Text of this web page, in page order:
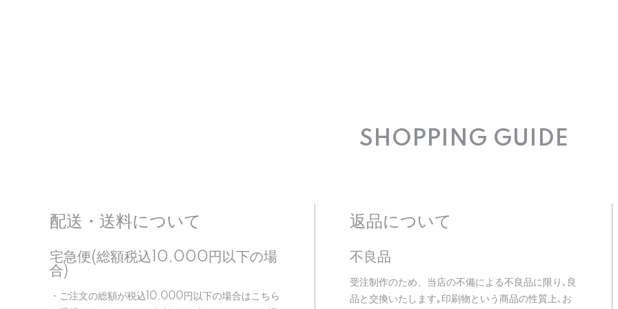
SHOPPING GUIDE
配送・送料について
宅急便(総額税込10,000円以下の場
合)
・ご注文の総額が税込10,000円以下の場合はこちら
返品について
不良品
受注制作のため、当店の不備による不良品に限り､良
品と交換いたします｡印刷物という商品の性質上､お